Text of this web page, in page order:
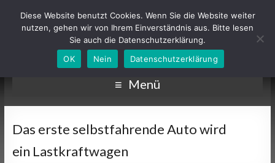
Menü
Das erste selbstfahrende Auto wird
ein Lastkraftwagen
Diese Website benutzt Cookies. Wenn Sie die Website weiter
nutzen, gehen wir von Ihrem Einverständnis aus. Bitte lesen
Sie auch die Datenschutzerklärung.
OK
Nein Datenschutzerklärung